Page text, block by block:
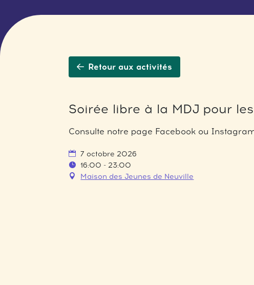
Retour aux activités
Soirée libre à la MDJ pour les
Consulte notre page Facebook ou
7 octobre 2026
16:00 - 23:00
Maison des Jeunes de Neuville